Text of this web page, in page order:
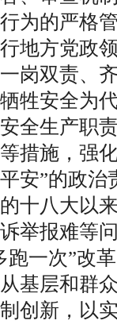
为的严格
方党政领
岗双责、
牲安全为
全生产职
措施，强
安”的政治
八大以来
举报难等
跑一次”改
基层和群
创新，以